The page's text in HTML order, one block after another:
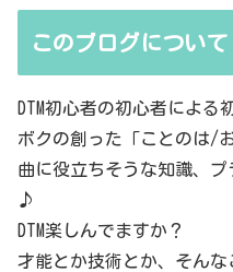
このブログについて
DTM初心者の初心者によ
ボクの創った「ことのは/
曲に役立ちそうな知識、
♪
DTM楽しんでますか？
才能とか技術とか、そん